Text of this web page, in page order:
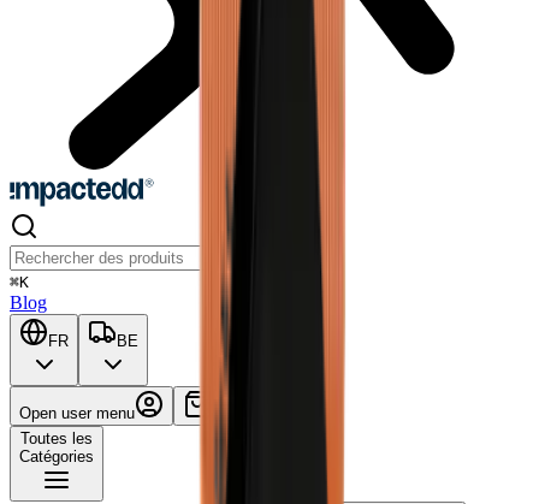
⌘K
Blog
FR BE
Open user menu
Panier
Toutes les
Catégories